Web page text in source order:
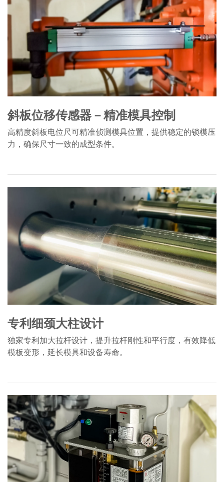
斜板位移传感器－精准模具控制
高精度斜板电位尺可精准侦测模具位置，提供稳定的锁模压
力，确保尺寸一致的成型条件。
专利细颈大柱设计
独家专利加大拉杆设计，提升拉杆刚性和平行度，有效降低
模板变形，延长模具和设备寿命。